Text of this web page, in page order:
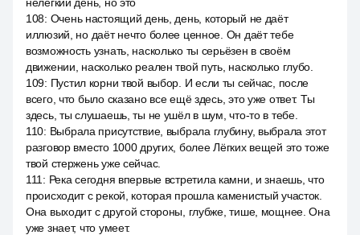
108: Очень настоящий день, день, который не даёт
иллюзий, но даёт нечто более ценное. Он даёт тебе
возможность узнать, насколько ты серьёзен в своём
движении, насколько реален твой путь, насколько глубо.
109: Пустил корни твой выбор. И если ты сейчас, после
всего, что было сказано все ещё здесь, это уже ответ. Ты
здесь, ты слушаешь, ты не ушёл в шум, что-то в тебе.
110: Выбрала присутствие, выбрала глубину, выбрала этот
разговор вместо 1000 других, более Лёгких вещей это тоже
твой стержень уже сейчас.
111 : Река сегодня впервые встретила камни, и знаешь, что
происходит с рекой, которая прошла каменистый участок.
Она выходит с другой стороны, глубже, тише, мощнее. Она
уже знает, что умеет.